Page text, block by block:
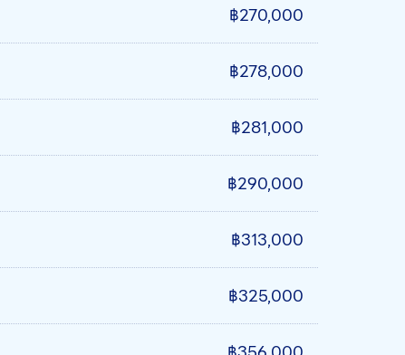
฿270,000
฿278,000
฿281,000
฿290,000
฿313,000
฿325,000